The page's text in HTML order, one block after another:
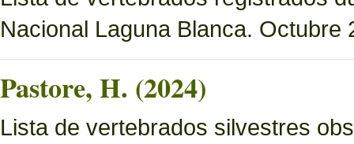
Nacional Laguna Blanca. Octubre
Pastore, H. (2024)
Lista de vertebrados silvestres